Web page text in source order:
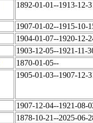
1892-01-01--1913-12-
1907-01-02--1915-10-
1904-01-07--1920-12-
1903-12-05--1921-11-
1870-01-05--
1905-01-03--1907-12-
1907-12-04--1921-08-
1878-10-21--2025-06-